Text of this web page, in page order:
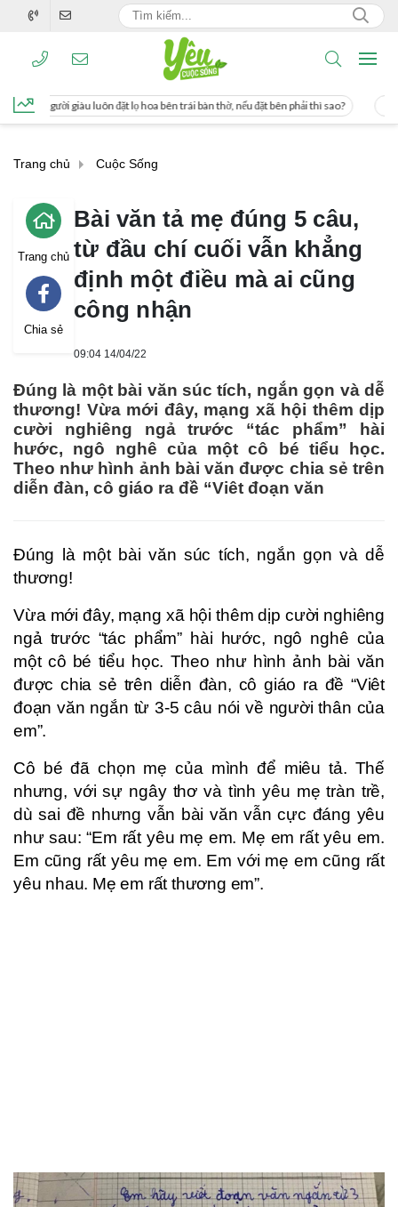
đặt lọ hoa bên trái bàn thờ, nếu đặt bên phải thì sao? Cách uống nước mía
Trang chủ Cuộc Sống
Trang chủ
Chia sẻ
Bài văn tả mẹ đúng 5 câu,
từ đầu chí cuối vẫn khẳng
định một điều mà ai cũng
công nhận
09:04 14/04/22
Đúng là một bài văn súc tích, ngắn gọn và dễ
thương! Vừa mới đây, mạng xã hội thêm dịp
cười nghiêng ngả trước “tác phẩm” hài
hước, ngô nghê của một cô bé tiểu học.
Theo như hình ảnh bài văn được chia sẻ trên
diễn đàn, cô giáo ra đề “Viêt đoạn văn
Đúng là một bài văn súc tích, ngắn gọn và dễ
thương!
Vừa mới đây, mạng xã hội thêm dịp cười nghiêng
ngả trước “tác phẩm” hài hước, ngô nghê của
một cô bé tiểu học. Theo như hình ảnh bài văn
được chia sẻ trên diễn đàn, cô giáo ra đề “Viêt
đoạn văn ngắn từ 3-5 câu nói về người thân của
em”.
Cô bé đã chọn mẹ của mình để miêu tả. Thế
nhưng, với sự ngây thơ và tình yêu mẹ tràn trề,
dù sai đề nhưng vẫn bài văn vẫn cực đáng yêu
như sau: “Em rất yêu mẹ em. Mẹ em rất yêu em.
Em cũng rất yêu mẹ em. Em với mẹ em cũng rất
yêu nhau. Mẹ em rất thương em”.